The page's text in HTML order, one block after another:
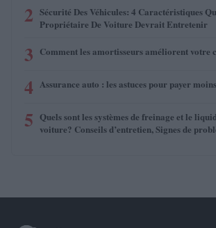
2 Sécurité Des Véhicules: 4 Caractéristiques
Propriétaire De Voiture Devrait Entretenir
3 Comment les amortisseurs améliorent votre
4 Assurance auto : les astuces pour payer
5 Quels sont les systèmes de freinage et le
voiture? Conseils d’entretien, Signes de